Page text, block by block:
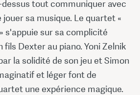
tout communiquer avec
jouer sa musique. Le quartet «
s'appuie sur sa complicité
fils Dexter au piano. Yoni Zelnik
la solidité de son jeu et Simon
et léger font de
une expérience magique.